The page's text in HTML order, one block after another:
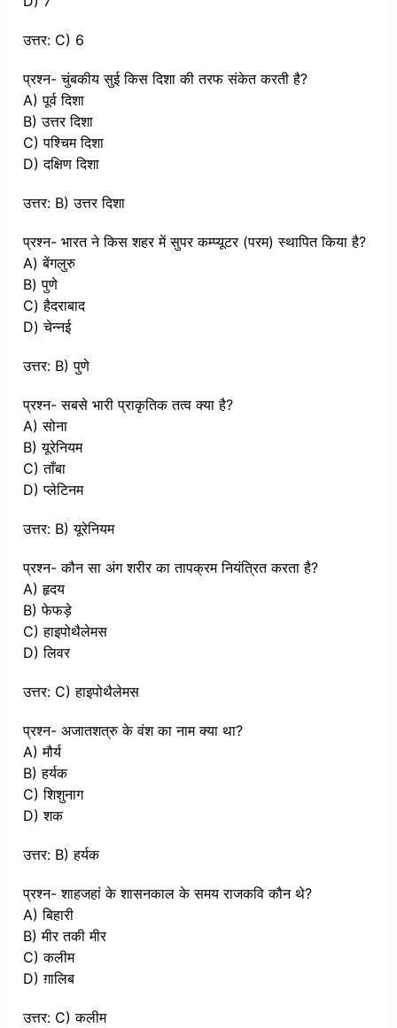
उत्तर: C) 6
प्रश्न- चुंबकीय सुई किस दिशा की तरफ संकेत करती है?
A) पूर्व दिशा
B) उत्तर दिशा
C) पश्चिम दिशा
D) दक्षिण दिशा
उत्तर: B) उत्तर दिशा
प्रश्न- भारत ने किस शहर में सुपर कम्प्यूटर (परम) स्थापित किया है?
A) बेंगलुरु
B) पुणे
C) हैदराबाद
D) चेन्नई
उत्तर: B) पुणे
प्रश्न- सबसे भारी प्राकृतिक तत्व क्या है?
A) सोना
B) यूरेनियम
C) ताँबा
D) प्लेटिनम
उत्तर: B) यूरेनियम
प्रश्न- कौन सा अंग शरीर का तापक्रम नियंत्रित करता है?
A) हृदय
B) फेफड़े
C) हाइपोथैलेमस
D) लिवर
उत्तर: C) हाइपोथैलेमस
प्रश्न- अजातशत्रु के वंश का नाम क्या था?
A) मौर्य
B) हर्यक
C) शिशुनाग
D) शक
उत्तर: B) हर्यक
प्रश्न- शाहजहां के शासनकाल के समय राजकवि कौन थे?
A) बिहारी
B) मीर तकी मीर
C) कलीम
D) ग़ालिब
उत्तर: C) कलीम